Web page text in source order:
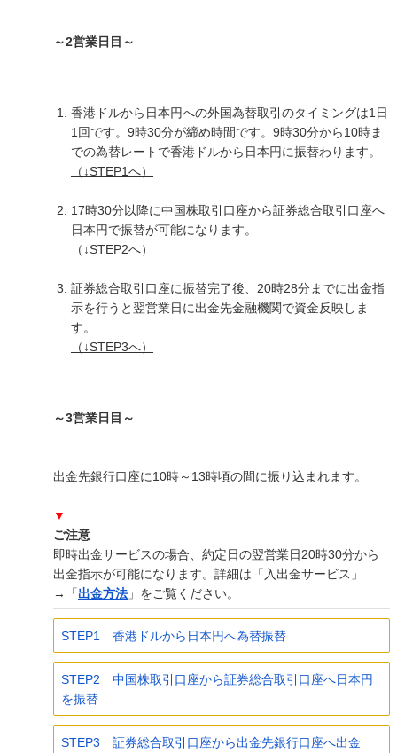
～2営業日目～
香港ドルから日本円への外国為替取引のタイミングは1日
1回です。9時30分が締め時間です。9時30分から10時ま
での為替レートで香港ドルから日本円に振替わります。
（↓STEP1へ）
17時30分以降に中国株取引口座から証券総合取引口座へ
日本円で振替が可能になります。
（↓STEP2へ）
証券総合取引口座に振替完了後、20時28分までに出金指
示を行うと翌営業日に出金先金融機関で資金反映しま
す。
（↓STEP3へ）
～3営業日目～
出金先銀行口座に10時～13時頃の間に振り込まれます。
▼
ご注意
即時出金サービスの場合、約定日の翌営業日20時30分から
出金指示が可能になります。詳細は「入出金サービス」
→「出金方法 」をご覧ください。
STEP1 香港ドルから日本円へ為替振替
STEP2 中国株取引口座から証券総合取引口座へ日本円
を振替
STEP3 証券総合取引口座から出金先銀行口座へ出金